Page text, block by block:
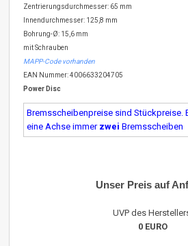
Zentrierungsdurchmesser: 65 mm
Innendurchmesser: 125,8 mm
Bohrung-Ø: 15,6 mm
mit Schrauben
MAPP-Code vorhanden
EAN Nummer: 4006633204705
Power Disc
Bremsscheibenpreise sind Stückpreise.
eine Achse immer zwei Bremsscheiben
Unser Preis auf
UVP des
0 EURO